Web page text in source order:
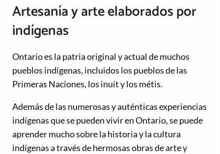
Artesanía y arte elaborados por
indígenas
Ontario es la patria original y actual de muchos
pueblos indígenas, incluidos los pueblos de las
Primeras Naciones, los inuit y los métis.
Además de las numerosas y auténticas experiencias
indígenas que se pueden vivir en Ontario, se puede
aprender mucho sobre la historia y la cultura
indígenas a través de hermosas obras de arte y